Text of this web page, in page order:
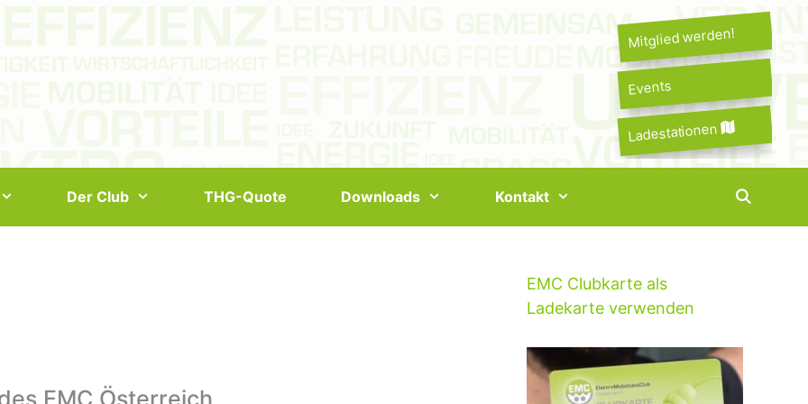
Mitglied werden!
Events
Ladestationen
Der Club THG-Quote Downloads Kontakt
EMC Österreich
EMC Clubkarte als
Ladekarte verwenden